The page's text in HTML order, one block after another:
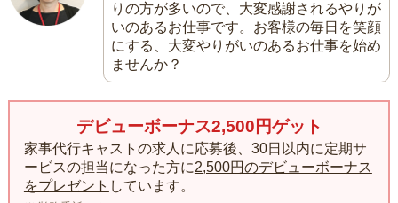
りの方が多いので、大変感謝されるやりが
いのあるお仕事です。お客様の毎日を笑顔
にする、大変やりがいのあるお仕事を始め
ませんか？
デビューボーナス2,500円ゲット
家事代行キャストの求人に応募後、30日以内に定期サ
ービスの担当になった方に2,500円のデビューボーナス
をプレゼント しています。